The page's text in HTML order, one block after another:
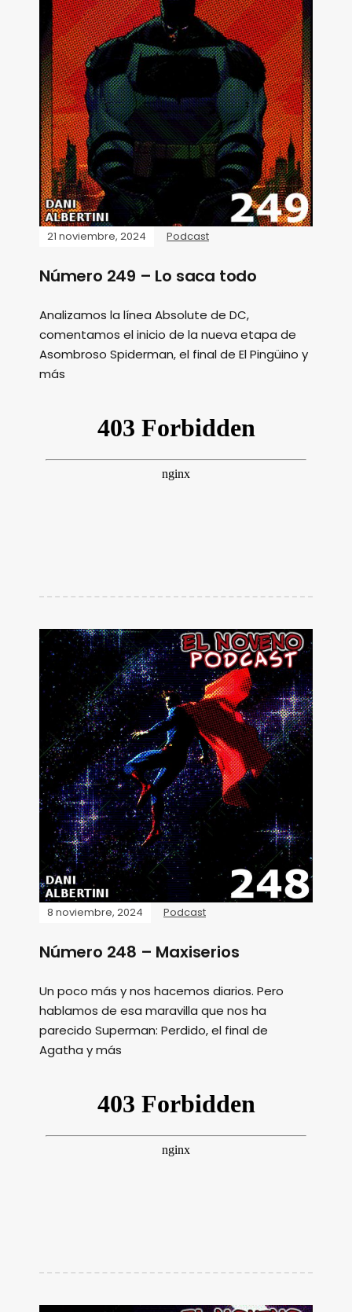
21 noviembre, 2024 Podcast
Número 249 – Lo saca todo
Analizamos la línea Absolute de DC,
comentamos el inicio de la nueva etapa de
Asombroso Spiderman, el final de El Pingüino y
más
8 noviembre, 2024 Podcast
Número 248 – Maxiserios
Un poco más y nos hacemos diarios. Pero
hablamos de esa maravilla que nos ha
parecido Superman: Perdido, el final de
Agatha y más